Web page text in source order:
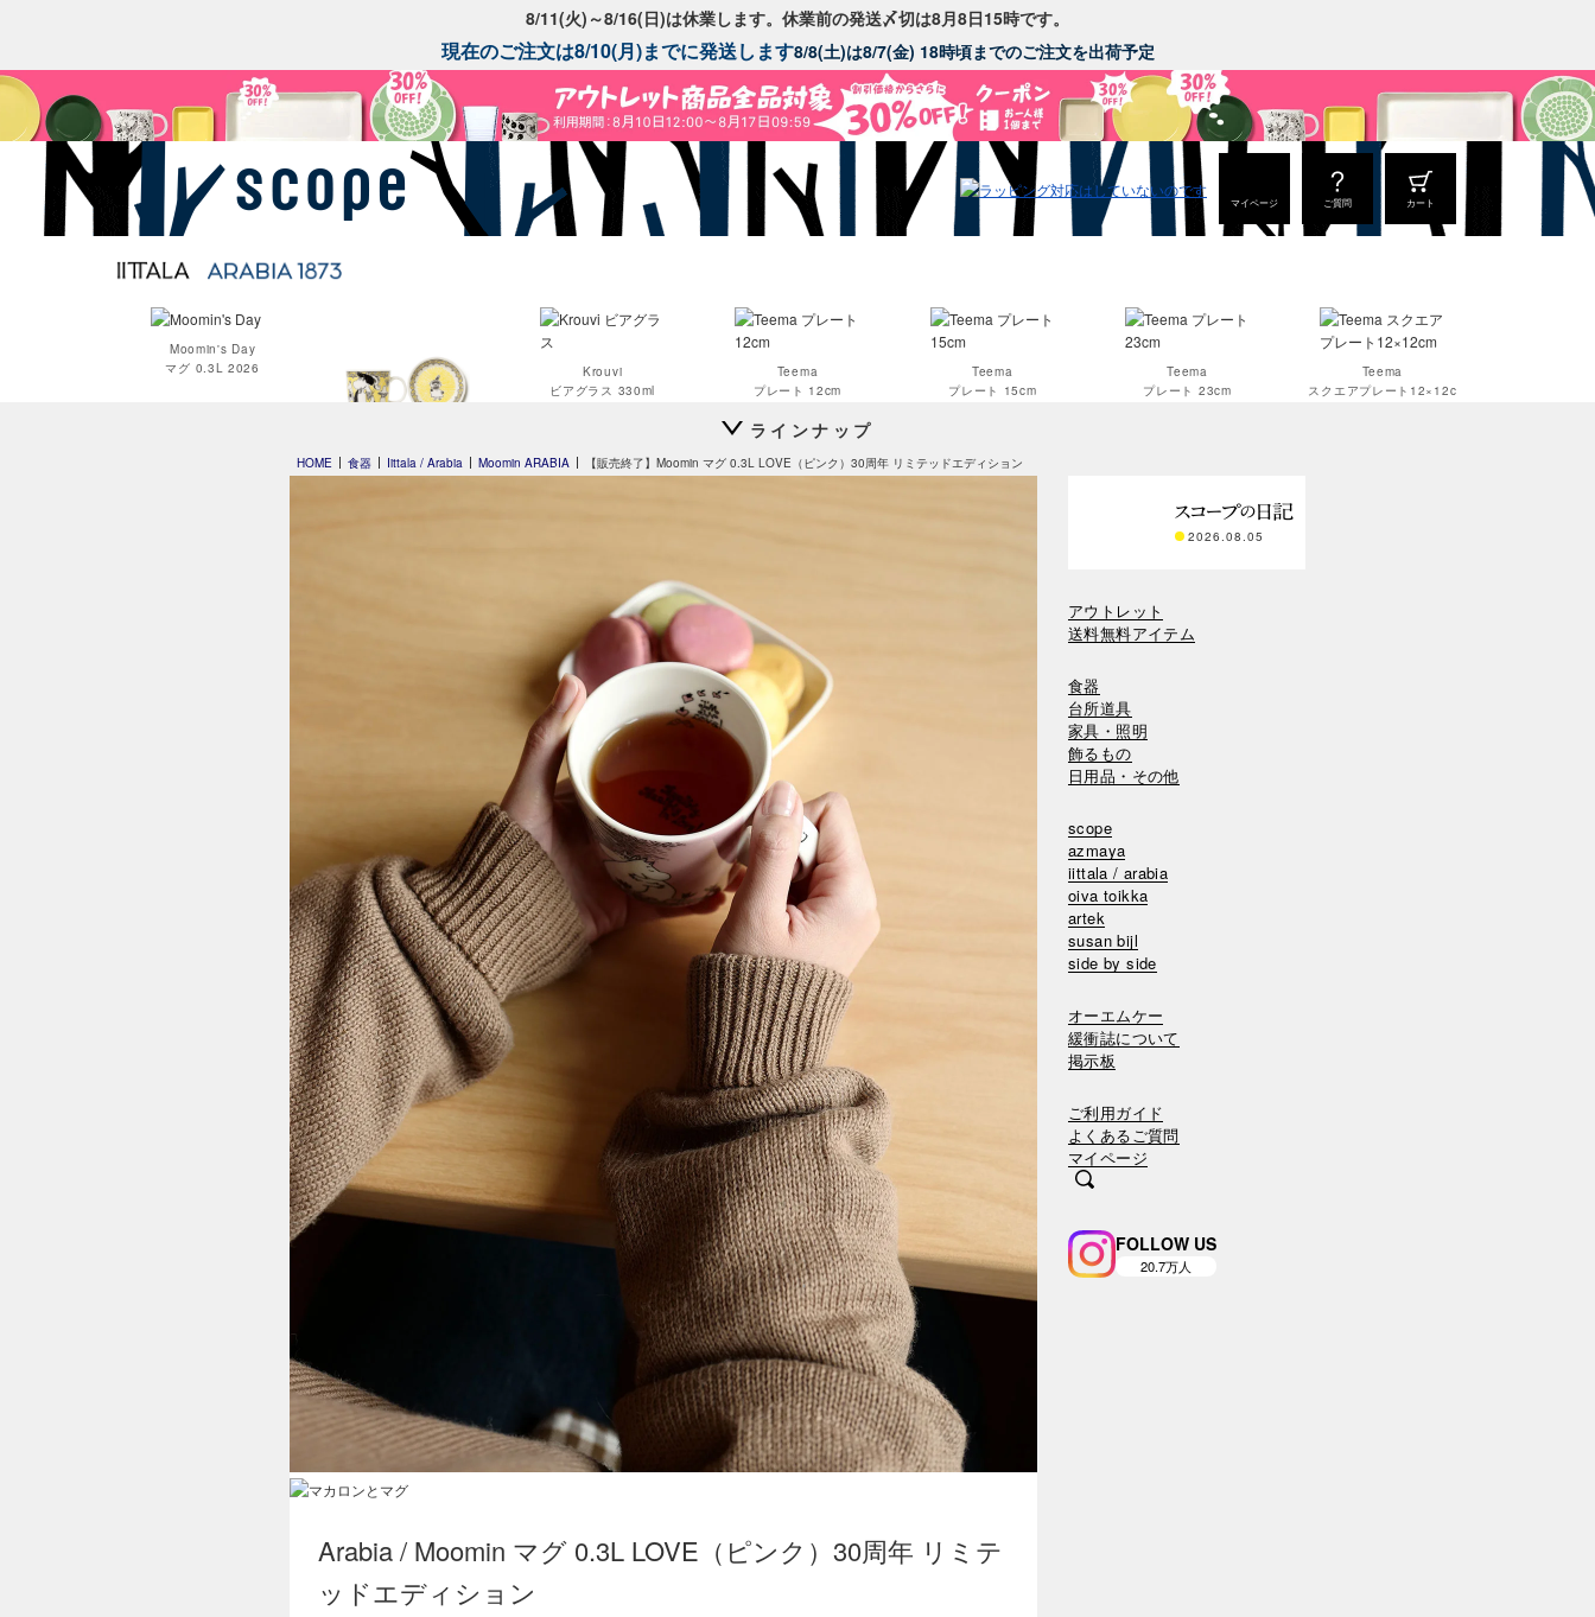
8/11(火)～8/16(日)は休業します。休業前の発送〆切は8月8日15時です。
現在のご注文は8/10(月)までに発送します8/8(土)は8/7(金) 18時頃までのご注文を出荷予定
マイページ ご質問 カート
Moomin's Day
マグ 0.3L 2026
Krouvi
ビアグラス 330ml
Teema
プレート 12cm
Teema
プレート 15cm
Teema
プレート 23cm
Teema
スクエアプレート12×12c
ラインナップ
HOME 食器 Iittala / Arabia Moomin ARABIA 【販売終了】Moomin マグ 0.3L LOVE（ピンク）30周年 リミテッドエディション
Arabia / Moomin マグ 0.3L LOVE（ピンク）30周年 リミテ
ッドエディション
2026.08.05
アウトレット
送料無料アイテム
食器
台所道具
家具・照明
飾るもの
日用品・その他
scope
azmaya
iittala / arabia
oiva toikka
artek
susan bijl
side by side
オーエムケー
緩衝誌について
掲示板
ご利用ガイド
よくあるご質問
マイページ
FOLLOW US